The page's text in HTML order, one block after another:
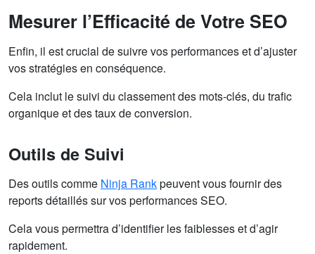
Mesurer l’Efficacité de Votre SEO
Enfin, il est crucial de suivre vos performances et d’ajuster
vos stratégies en conséquence.
Cela inclut le suivi du classement des mots-clés, du trafic
organique et des taux de conversion.
Outils de Suivi
Des outils comme Ninja Rankpeuvent vous fournir des
reports détaillés sur vos performances SEO.
Cela vous permettra d’identifier les faiblesses et d’agir
rapidement.